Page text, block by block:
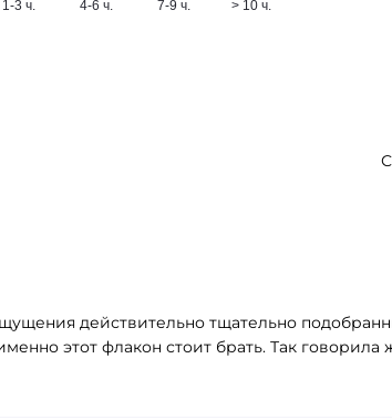
действительно тщательно
этот флакон стоит брать. Так говорила